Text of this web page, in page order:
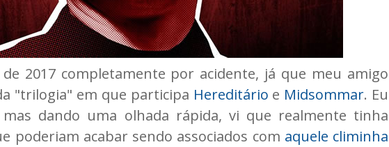
2017 completamente por acidente, já que meu amigo
"trilogia" em que participa Hereditário e Midsommar. Eu
dando uma olhada rápida, vi que realmente tinha
poderiam acabar sendo associados com aquele climinha